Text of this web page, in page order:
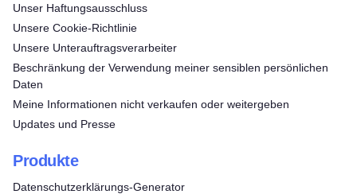
Unser Haftungsausschluss
Unsere Cookie-Richtlinie
Unsere Unterauftragsverarbeiter
Beschränkung der Verwendung meiner sensiblen persönlichen
Daten
Meine Informationen nicht verkaufen oder weitergeben
Updates und Presse
Produkte
Datenschutzerklärungs-Generator